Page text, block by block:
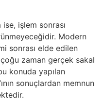
işlem sonrası
Modern
sonrası elde edilen
zaman gerçek sakal
konuda yapılan
sonuçlardan memnun